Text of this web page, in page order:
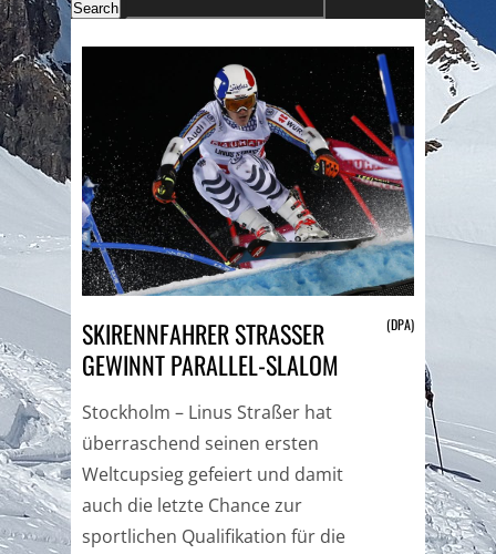
SKIRENNFAHRER STRASSER G
EWINNT PARALLEL-SLALOM
(DPA)
Stockholm – Linus Straßer hat
überraschend seinen ersten
Weltcupsieg gefeiert und damit
auch die letzte Chance zur
sportlichen Qualifikation für die